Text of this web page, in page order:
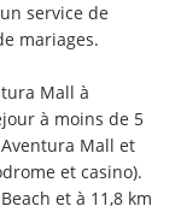
service de
mariages.
Mall à
à moins de 5
Mall et
et casino).
et à 11,8 km